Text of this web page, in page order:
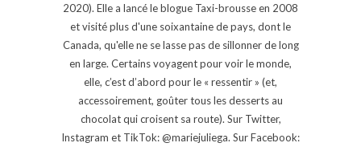
2020). Elle a lancé le blogue Taxi-brousse en 2008
et visité plus d'une soixantaine de pays, dont le
Canada, qu'elle ne se lasse pas de sillonner de long
en large. Certains voyagent pour voir le monde,
elle, c’est d’abord pour le « ressentir » (et,
accessoirement, goûter tous les desserts au
chocolat qui croisent sa route). Sur Twitter,
Instagram et TikTok: @mariejuliega. Sur Facebook: